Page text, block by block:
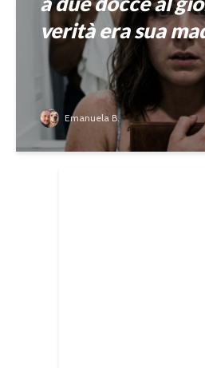
verità era sua
Emanuela B.